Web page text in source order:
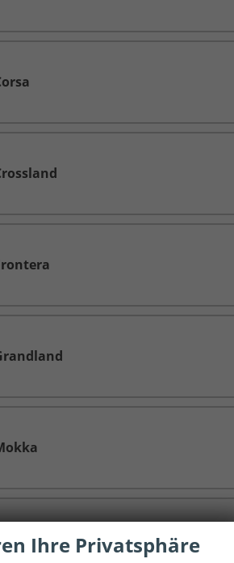
Kastenwagen
Ihre Privatsphäre